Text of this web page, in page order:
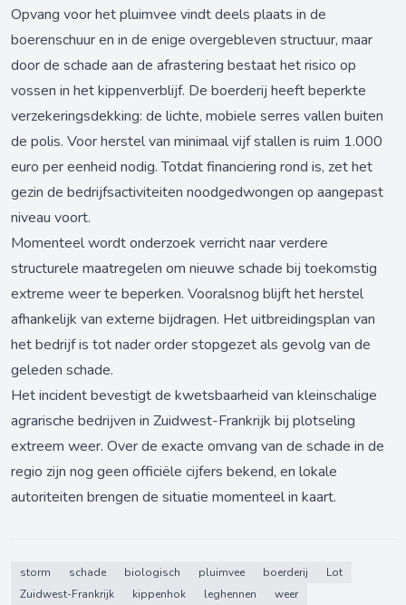
Opvang voor het pluimvee vindt deels plaats in de
boerenschuur en in de enige overgebleven structuur, maar
door de schade aan de afrastering bestaat het risico op
vossen in het kippenverblijf. De boerderij heeft beperkte
verzekeringsdekking: de lichte, mobiele serres vallen buiten
de polis. Voor herstel van minimaal vijf stallen is ruim 1.000
euro per eenheid nodig. Totdat financiering rond is, zet het
gezin de bedrijfsactiviteiten noodgedwongen op aangepast
niveau voort.
Momenteel wordt onderzoek verricht naar verdere
structurele maatregelen om nieuwe schade bij toekomstig
extreme weer te beperken. Vooralsnog blijft het herstel
afhankelijk van externe bijdragen. Het uitbreidingsplan van
het bedrijf is tot nader order stopgezet als gevolg van de
geleden schade.
Het incident bevestigt de kwetsbaarheid van kleinschalige
agrarische bedrijven in Zuidwest-Frankrijk bij plotseling
extreem weer. Over de exacte omvang van de schade in de
regio zijn nog geen officiële cijfers bekend, en lokale
autoriteiten brengen de situatie momenteel in kaart.
storm schade biologisch pluimvee boerderij
Lot
Zuidwest-Frankrijk
kippenhok leghennen
weer